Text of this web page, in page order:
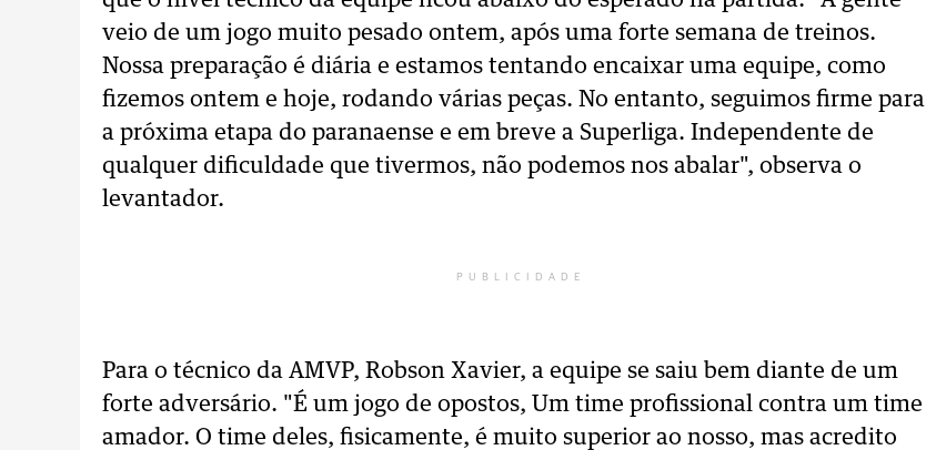
veio de um jogo muito pesado ontem, após uma forte semana de treinos.
Nossa preparação é diária e estamos tentando encaixar uma equipe, como
fizemos ontem e hoje, rodando várias peças. No entanto, seguimos firme para
a próxima etapa do paranaense e em breve a Superliga. Independente de
qualquer dificuldade que tivermos, não podemos nos abalar", observa o
levantador.
PUBLICIDADE
Para o técnico da AMVP, Robson Xavier, a equipe se saiu bem diante de um
forte adversário. "É um jogo de opostos, Um time profissional contra um time
amador. O time deles, fisicamente, é muito superior ao nosso, mas acredito